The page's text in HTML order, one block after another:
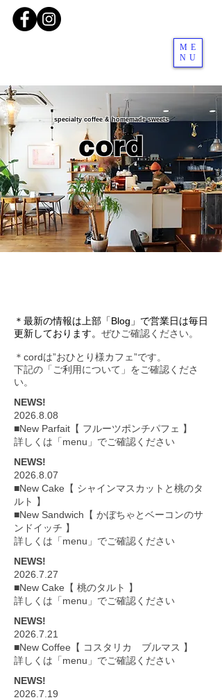
ME
NU
specialty coffee & homemade sweets
cord
＊最新の情報は上部「Blog」で営業日は毎日
更新しております。 ぜひご確認ください。
＊cordは”おひとり様カフェ”です。
下記の「ご利用について」をご確認くださ
い。
NEWS!
2026.8.08
■New Parfait【 フルーツポンチパフェ 】
詳しくは「menu」でご確認ください
NEWS!
2026.8.07
■New Cake【 シャインマスカットと桃のタ
ルト 】
■New Sandwich【 かぼちゃとベーコンのサ
ンドイッチ 】
詳しくは「menu」でご確認ください
NEWS!
2026.7.27
■New Cake【 桃のタルト 】
詳しくは「menu」でご確認ください
NEWS!
2026.7.21
■New Coffee【 コスタリカ ブルマス 】
詳しくは「menu」でご確認ください
NEWS!
2026.7.19